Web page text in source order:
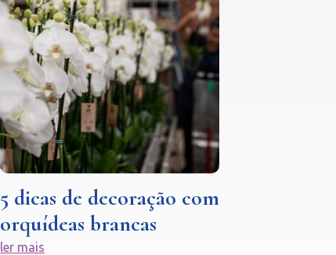
5 dicas de decoração com
orquídeas brancas
ler mais